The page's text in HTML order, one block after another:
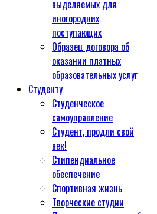
выделяемых для
иногородних
поступающих
Образец договора об
оказании платных
образовательных услуг
Студенту
Студенческое
самоуправление
Студент, продли свой
век!
Стипендиальное
обеспечение
Спортивная жизнь
Творческие студии